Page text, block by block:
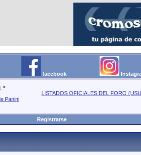
facebook
>
LISTADOS OFICIALES DEL FORO
Panini
Registrarse